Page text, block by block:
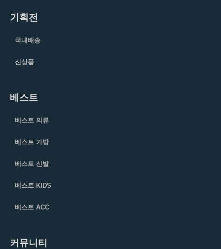
기획전
국내배송
신상품
베스트
베스트 의류
베스트 가방
베스트 신발
베스트 KIDS
베스트 ACC
커뮤니티